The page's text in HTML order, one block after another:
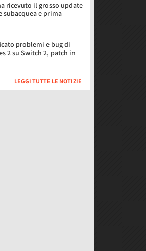
ricevuto il grosso update
subacquea e prima
problemi e bug di
2 su Switch 2, patch in
LEGGI TUTTE LE NOTIZIE